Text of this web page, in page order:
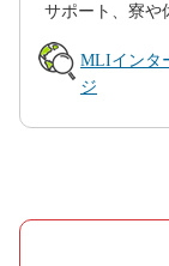
サポート、寮や
MLIインタ
ジ